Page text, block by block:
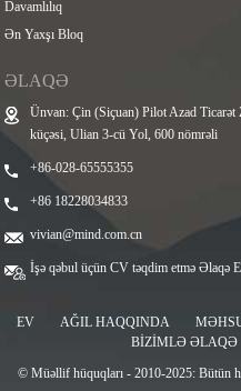
Davamlılıq
Ən Yaxşı Bloq
ƏLAQƏ
Ünvan: Çin (Siçuan) Pilot Azad Ticarət
küçəsi, Ulian 3-cü Yol, 600 nömrəli
+86-028-65555355
+86 18228034833
vivian@mind.com.cn
İşə qəbul üçün CV təqdim etmə Əlaqə
EV AĞIL HAQQINDA
BIZIMLƏ ƏLAQƏ
© Müəllif hüquqları - 2010-2025: Bütün